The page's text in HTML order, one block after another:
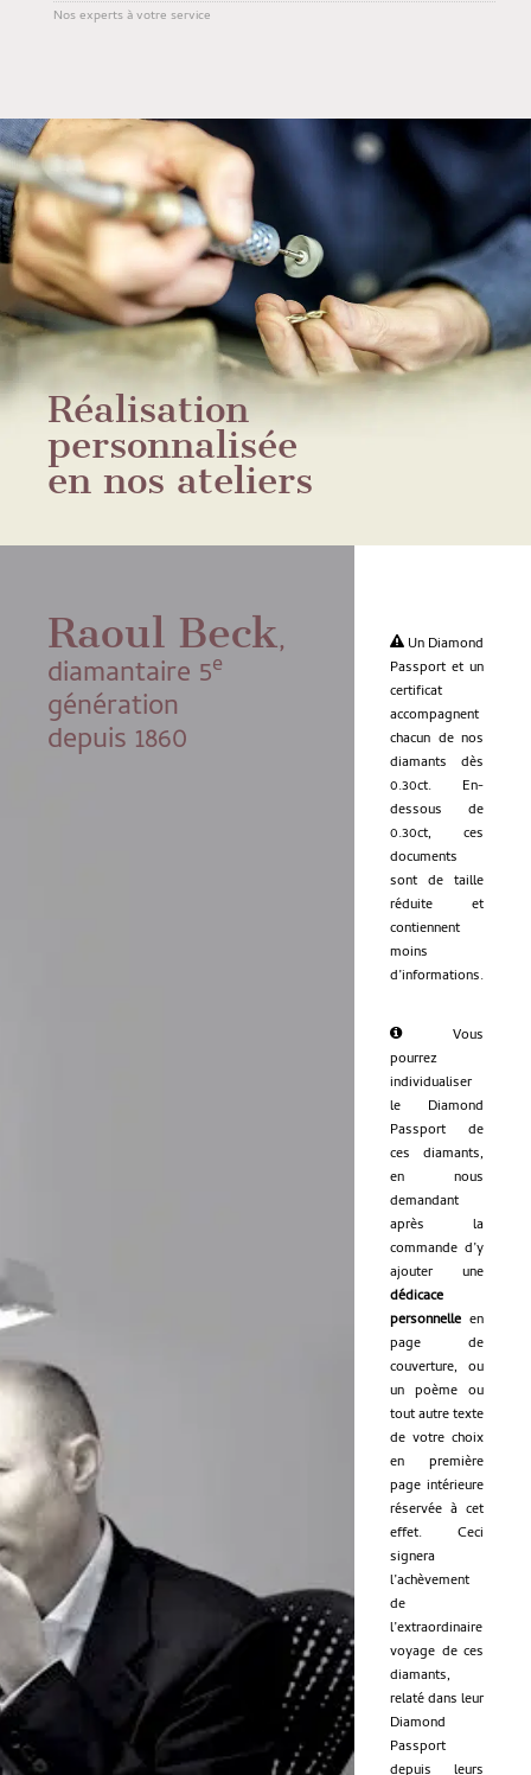
Nos experts à votre service
Réalisation
personnalisée
en nos ateliers
Raoul Beck,
diamantaire 5e
génération
depuis 1860
Un Diamond
Passport et un
certificat
accompagnent
chacun de nos
diamants dès
0.30ct. En-
dessous de
0.30ct, ces
documents
sont de taille
réduite et
contiennent
moins
d’informations.
Vous
pourrez
individualiser
le Diamond
Passport de
ces diamants,
en nous
demandant
après la
commande d’y
ajouter une
dédicace
personnelle en
page de
couverture, ou
un poème ou
tout autre texte
de votre choix
en première
page intérieure
réservée à cet
effet. Ceci
signera
l’achèvement
de
l’extraordinaire
voyage de ces
diamants,
relaté dans leur
Diamond
Passport